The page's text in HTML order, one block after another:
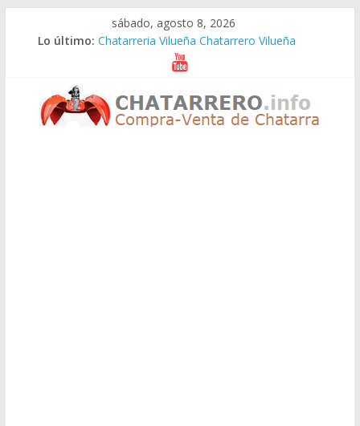
sábado, agosto 8, 2026
Lo último: Chatarreria Vilueña Chatarrero Vilueña
Chatarreria Zuera Chatarrero Zuera
Chatarreria Zaragoza Chatarrero Zaragoza
Chatarreria Zaida Chatarrero Zaida
Chatarreria Vistabella Chatarrero Vistabella